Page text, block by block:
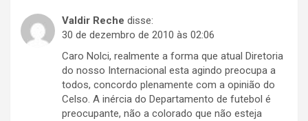
Valdir Reche disse:
30 de dezembro de 2010 às 02:06
Caro Nolci, realmente a forma que atual Diretoria
do nosso Internacional esta agindo preocupa a
todos, concordo plenamente com a opinião do
Celso. A inércia do Departamento de futebol é
preocupante, não a colorado que não esteja